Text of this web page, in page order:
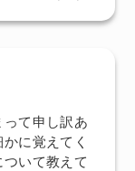
て申し訳あ
に覚えてく
いて教えて